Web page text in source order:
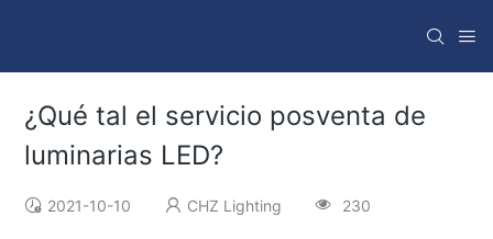
¿Qué tal el servicio posventa de
luminarias LED?
2021-10-10 CHZ Lighting 230